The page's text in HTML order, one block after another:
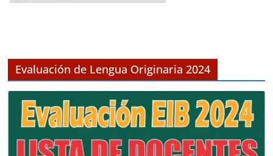
r
o
Evaluación de Lengua Originaria 2024